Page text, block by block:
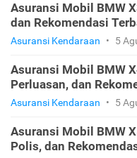
Asuransi Mobil BMW
dan Rekomendasi
Asuransi Kendaraan • 5
Asuransi Mobil BMW
Perluasan, dan
Asuransi Kendaraan • 5
Asuransi Mobil BMW
Polis, dan